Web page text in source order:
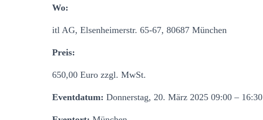
Wo:
itl AG, Elsenheimerstr. 65-67, 80687 München
Preis:
650,00 Euro zzgl. MwSt.
Eventdatum: Donnerstag, 20. März 2025 09:00 – 16:30